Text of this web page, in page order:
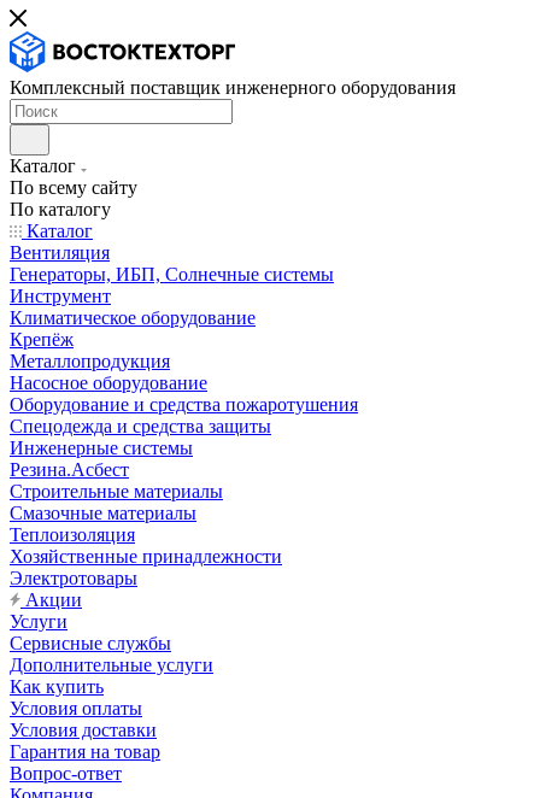
Комплексный поставщик инженерного оборудования
Каталог
По всему сайту
По каталогу
Каталог
Вентиляция
Генераторы, ИБП, Солнечные системы
Инструмент
Климатическое оборудование
Крепёж
Металлопродукция
Насосное оборудование
Оборудование и средства пожаротушения
Спецодежда и средства защиты
Инженерные системы
Резина.Асбест
Строительные материалы
Смазочные материалы
Теплоизоляция
Хозяйственные принадлежности
Электротовары
Акции
Услуги
Сервисные службы
Дополнительные услуги
Как купить
Условия оплаты
Условия доставки
Гарантия на товар
Вопрос-ответ